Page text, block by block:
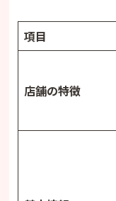
項目
店舗の特徴